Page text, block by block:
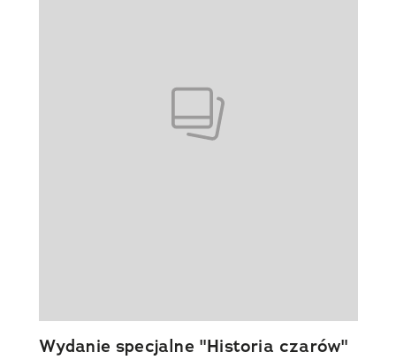
Wydanie specjalne "Historia czarów"